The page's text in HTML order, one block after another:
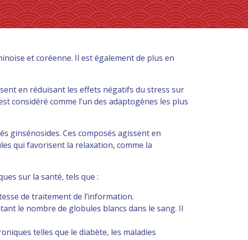
et coréenne. Il est également de plus en
en réduisant les effets négatifs du stress sur
considéré comme l’un des adaptogènes les plus
ginsénosides. Ces composés agissent en
qui favorisent la relaxation, comme la
sur la santé, tels que :
de traitement de l’information.
le nombre de globules blancs dans le sang. Il
telles que le diabète, les maladies